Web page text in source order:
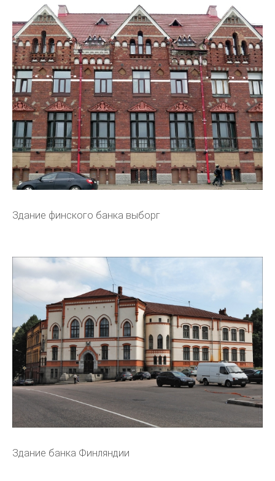
Здание финского банка выборг
Здание банка Финляндии